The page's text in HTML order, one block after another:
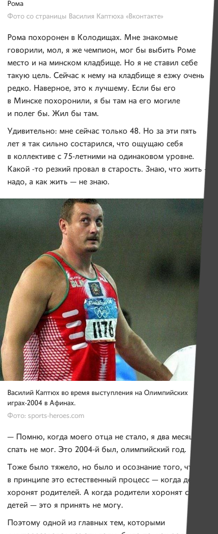
Рома
Фото со страницы Василия Каптюха «Вконтакте»
Рома похоронен в Колодищах. Мне знакомые
говорили, мол, я же чемпион, мог бы выбить Роме
место и на минском кладбище. Но я не ставил себе
такую цель. Сейчас к нему на кладбище я езжу очень
редко. Наверное, это к лучшему. Если бы его
в Минске похоронили, я бы там на его могиле
и полег бы. Жил бы там.
Удивительно: мне сейчас только 48. Но за эти пять
лет я так сильно состарился, что ощущаю себя
в коллективе с 75-летними на одинаковом уровне.
Какой -то резкий провал в старость. Знаю, что жить —
надо, а как жить — не знаю.
Василий Каптюх во время выступления на Олимпийских
играх-2004 в Афинах.
Фото: sports-heroes.com
— Помню, когда моего отца не стало, я два месяца
спать не мог. Это 2004-й был, олимпийский год.
Тоже было тяжело, но было и осознание того, что
в принципе это естественный процесс — когда дети
хоронят родителей. А когда родители хоронят своих
детей — это я принять не могу.
Поэтому одной из главных тем, которыми